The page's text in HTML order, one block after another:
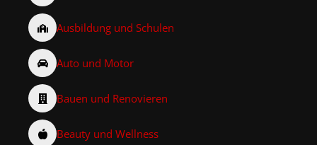
Ausbildung und Schulen
Auto und Motor
Bauen und Renovieren
Beauty und Wellness